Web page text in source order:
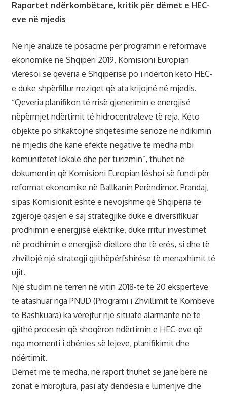
Raportet ndërkombëtare, kritik për dëmet e HEC-
eve në mjedis
Në një analizë të posaçme për programin e reformave
ekonomike në Shqipëri 2019, Komisioni Europian
vlerësoi se qeveria e Shqipërisë po i ndërton këto HEC-
e duke shpërfillur rreziqet që ata krijojnë në mjedis.
“Qeveria planifikon të rrisë gjenerimin e energjisë
nëpërmjet ndërtimit të hidrocentraleve të reja. Këto
objekte po shkaktojnë shqetësime serioze në ndikimin
në mjedis dhe kanë efekte negative të mëdha mbi
komunitetet lokale dhe për turizmin”, thuhet në
dokumentin që Komisioni Europian lëshoi së fundi për
reformat ekonomike në Ballkanin Perëndimor. Prandaj,
sipas Komisionit është e nevojshme që Shqipëria të
zgjerojë qasjen e saj strategjike duke e diversifikuar
prodhimin e energjisë elektrike, duke rritur investimet
në prodhimin e energjisë diellore dhe të erës, si dhe të
zhvillojë një strategji gjithëpërfshirëse të menaxhimit të
ujit.
Një studim në terren në vitin 2018-të të 20 ekspertëve
të atashuar nga PNUD (Programi i Zhvillimit të Kombeve
të Bashkuara) ka vërejtur një situatë alarmante në të
gjithë procesin që shoqëron ndërtimin e HEC-eve që
nga momenti i dhënies së lejeve, planifikimit dhe
ndërtimit.
Dëmet më të mëdha, në raport thuhet se janë bërë në
zonat e mbrojtura, pasi aty dendësia e lumenjve dhe